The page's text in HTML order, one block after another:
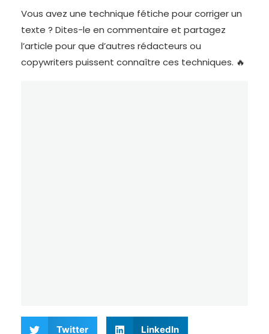
Vous avez une technique fétiche pour corriger un
texte ? Dites-le en commentaire et partagez
l’article pour que d’autres rédacteurs ou
copywriters puissent connaître ces techniques. 🔥
Twitter LinkedIn